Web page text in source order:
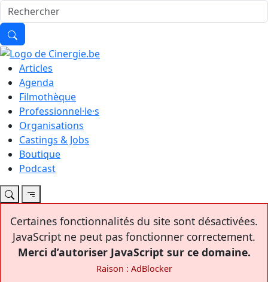
Articles
Agenda
Filmothèque
Professionnel·le·s
Organisations
Castings & Jobs
Boutique
Podcast
Certaines fonctionnalités du site sont désactivées.
JavaScript ne peut pas fonctionner correctement.
Merci d’autoriser JavaScript sur ce domaine.
Raison : AdBlocker